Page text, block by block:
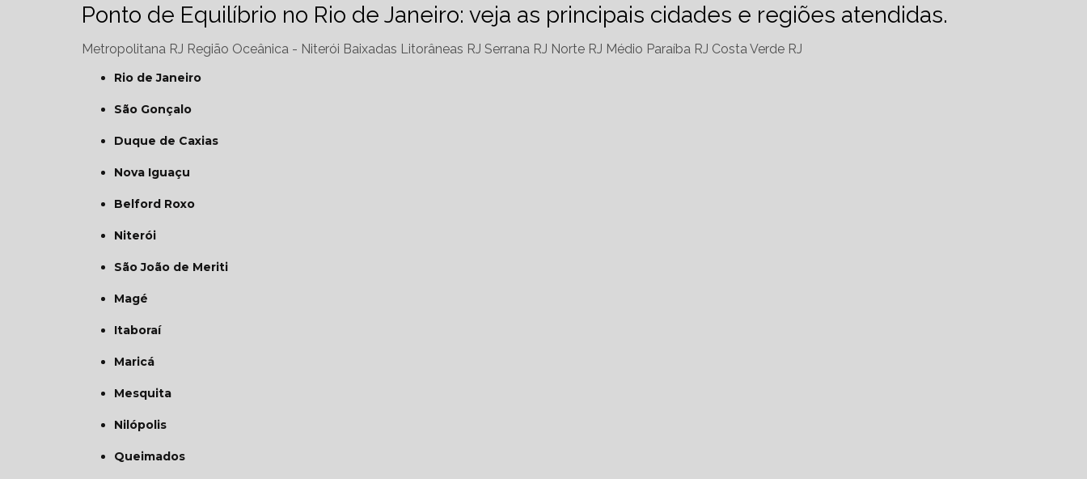
Ponto de Equilíbrio no Rio de Janeiro: veja as principais cidades e regiões atendidas.
Metropolitana RJ Região Oceânica - Niterói Baixadas Litorâneas RJ Serrana RJ Norte RJ Médio Paraíba RJ Costa Verde RJ
Rio de Janeiro
São Gonçalo
Duque de Caxias
Nova Iguaçu
Belford Roxo
Niterói
São João de Meriti
Magé
Itaboraí
Maricá
Mesquita
Nilópolis
Queimados